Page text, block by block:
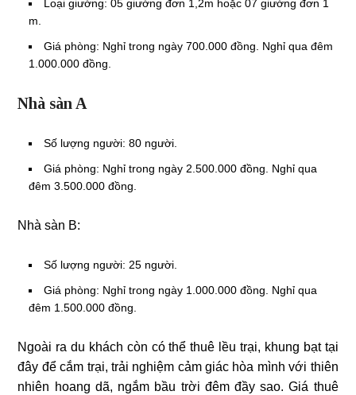
Loại giường: 05 giường đơn 1,2m hoặc 07 giường đơn 1
m.
Giá phòng: Nghỉ trong ngày 700.000 đồng. Nghỉ qua đêm
1.000.000 đồng.
Nhà sàn A
Số lượng người: 80 người.
Giá phòng: Nghỉ trong ngày 2.500.000 đồng. Nghỉ qua
đêm 3.500.000 đồng.
Nhà sàn B:
Số lượng người: 25 người.
Giá phòng: Nghỉ trong ngày 1.000.000 đồng. Nghỉ qua
đêm 1.500.000 đồng.
Ngoài ra du khách còn có thể thuê lều trại, khung bạt tại
đây để cắm trại, trải nghiệm cảm giác hòa mình với thiên
nhiên hoang dã, ngắm bầu trời đêm đầy sao. Giá thuê